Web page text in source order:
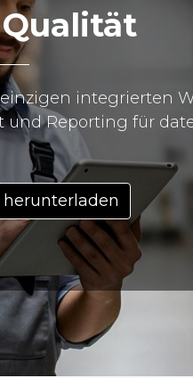
integrierten
Reporting für
herunterladen